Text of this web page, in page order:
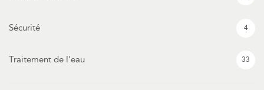
Sécurité 4
Traitement de l'eau 33